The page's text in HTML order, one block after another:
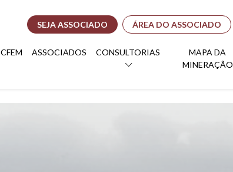
SEJA ASSOCIADO ÁREA DO ASSOCIADO
CFEM ASSOCIADOS CONSULTORIAS
MAPA DA
MINERAÇÃO